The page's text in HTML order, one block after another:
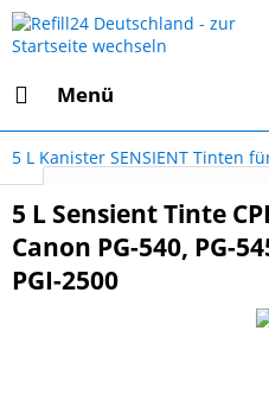
Menü
5 L Kanister SENSIENT Tinten
5 L Sensient Tinte
Canon PG-540, PG-
PGI-2500